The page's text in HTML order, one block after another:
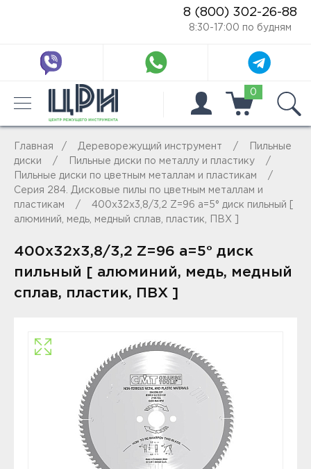
8 (800) 302-26-88
8:30-17:00 по будням
0
Главная Дереворежущий инструмент
Пильные
диски
Пильные диски по металлу и пластику
Пильные диски по цветным металлам и пластикам
Серия 284. Дисковые пилы по цветным металлам и
пластикам
400x32x3,8/3,2 Z=96 a=5° диск пильный [
алюминий, медь, медный сплав, пластик, ПВХ ]
400x32x3,8/3,2 Z=96 a=5° диск
пильный [ алюминий, медь, медный
сплав, пластик, ПВХ ]